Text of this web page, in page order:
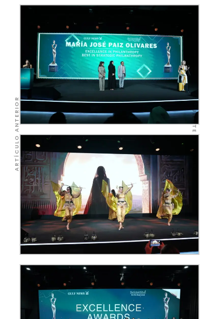
ARTÍCULO ANTERIOR SIGUIENTE ARTÍCULO